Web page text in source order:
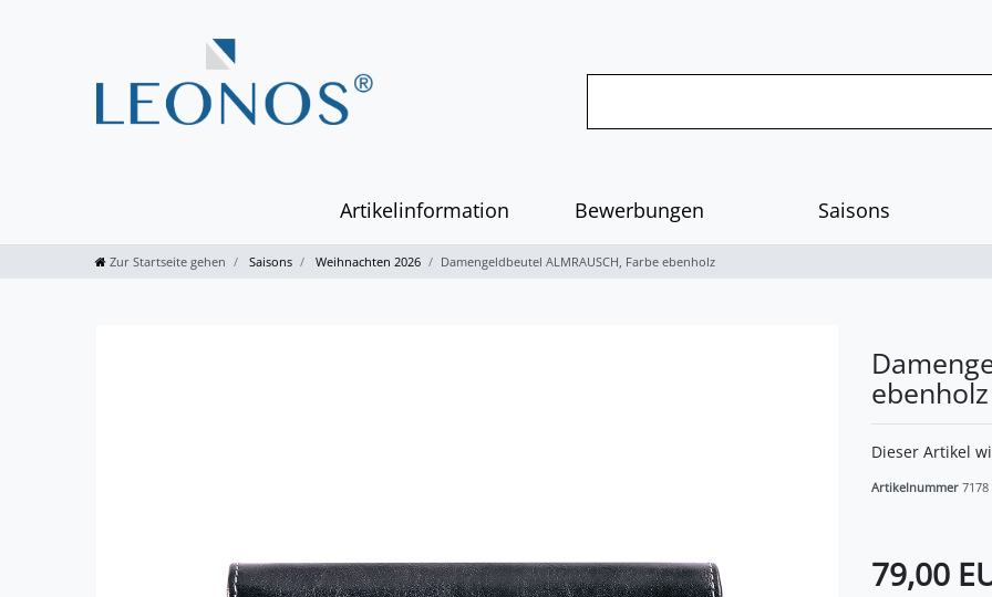
Artikelinformation Bewerbungen Saisons
Zur Startseite gehen Saisons Weihnachten 2026 Damengeldbeutel ALMRAUSCH, Farbe ebenholz
ebenholz
Dieser Artikel
Artikelnummer 7178
79,00